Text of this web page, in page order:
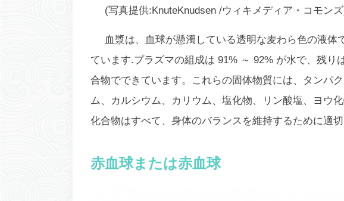
(写真提供:KnuteKnudsen /ウィキメディア・コモン
血漿は、血球が懸濁している透明な麦わら色の液体
ています.プラズマの組成は 91% ～ 92% が水で、残り
合物でできています。これらの固体物質には、タンパ
ム、カルシウム、カリウム、塩化物、リン酸塩、ヨウ
化合物はすべて、身体のバランスを維持するために適
赤血球または赤血球